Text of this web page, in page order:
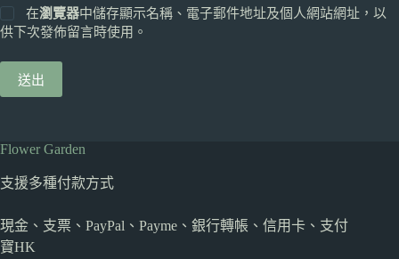
在瀏覽器中儲存顯示名稱、電子郵件地址及個人網站網址，以
供下次發佈留言時使用。
送出
Flower Garden
支援多種付款方式
現金、支票、PayPal、Payme、銀行轉帳、信用卡、支付
寶HK